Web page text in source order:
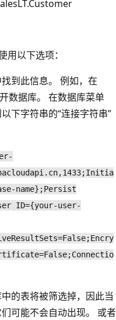
以下选项：
到此信息。 例如，在
数据库。 在数据库菜单
下字符串的“连接字符串”
name};Persist
ID={your-user-
的表将被筛选掉，因此当
可能不会自动出现。 或者